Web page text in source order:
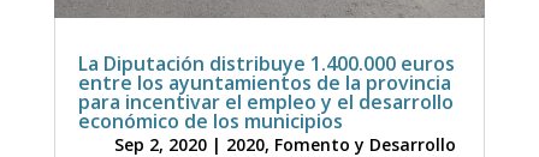
La Diputación distribuye 1.400.000 euros
entre los ayuntamientos de la provincia
para incentivar el empleo y el desarrollo
económico de los municipios
Sep 2, 2020| 2020, Fomento y Desarrollo